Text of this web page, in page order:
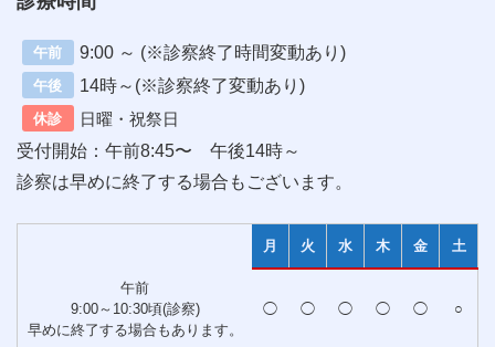
午前 9:00 ～ (※診察終了時間変動あり)
午後 14時～(※診察終了変動あり)
休診 日曜・祝祭日
受付開始：午前8:45〜 午後14時～
診察は早めに終了する場合もございます。
月 火 水 木 金 土
午前
9:00～10:30頃(診察)
早めに終了する場合もあります。
◯ ◯ ◯ ◯ ◯ ○